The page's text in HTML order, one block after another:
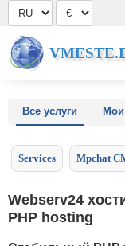
Все услуги Мои
Services Mpchat
Webserv24
PHP hosting